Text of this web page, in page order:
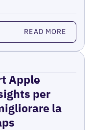
READ MORE
Apple
per
la